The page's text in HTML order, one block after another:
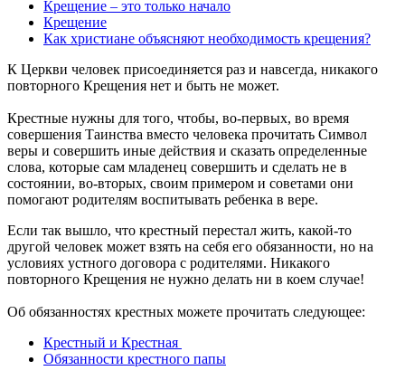
Крещение – это только начало
Крещение
Как христиане объясняют необходимость крещения?
К Церкви человек присоединяется раз и навсегда, никакого
повторного Крещения нет и быть не может.
Крестные нужны для того, чтобы, во-первых, во время
совершения Таинства вместо человека прочитать Символ
веры и совершить иные действия и сказать определенные
слова, которые сам младенец совершить и сделать не в
состоянии, во-вторых, своим примером и советами они
помогают родителям воспитывать ребенка в вере.
Если так вышло, что крестный перестал жить, какой-то
другой человек может взять на себя его обязанности, но на
условиях устного договора с родителями. Никакого
повторного Крещения не нужно делать ни в коем случае!
Об обязанностях крестных можете прочитать следующее:
Крестный и Крестная
Обязанности крестного папы